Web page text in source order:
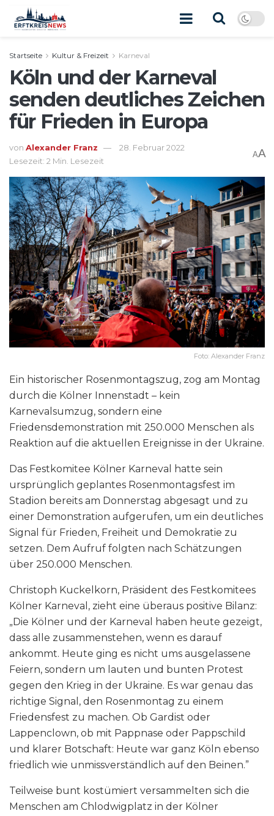
Startseite Kultur & Freizeit Karneval
Köln und der Karneval
senden deutliches Zeichen
für Frieden in Europa
von Alexander Franz
28. Februar 2022
Lesezeit: 2 Min. Lesezeit
AA
Foto: Alexander Franz
Ein historischer Rosenmontagszug, zog am Montag
durch die Kölner Innenstadt – kein
Karnevalsumzug, sondern eine
Friedensdemonstration mit 250.000 Menschen als
Reaktion auf die aktuellen Ereignisse in der Ukraine.
Das Festkomitee Kölner Karneval hatte sein
ursprünglich geplantes Rosenmontagsfest im
Stadion bereits am Donnerstag abgesagt und zu
einer Demonstration aufgerufen, um ein deutliches
Signal für Frieden, Freiheit und Demokratie zu
setzen. Dem Aufruf folgten nach Schätzungen
über 250.000 Menschen.
Christoph Kuckelkorn, Präsident des Festkomitees
Kölner Karneval, zieht eine überaus positive Bilanz:
„Die Kölner und der Karneval haben heute gezeigt,
dass alle zusammenstehen, wenn es darauf
ankommt. Heute ging es nicht ums ausgelassene
Feiern, sondern um lauten und bunten Protest
gegen den Krieg in der Ukraine. Es war genau das
richtige Signal, den Rosenmontag zu einem
Friedensfest zu machen. Ob Gardist oder
Lappenclown, ob mit Pappnase oder Pappschild
und klarer Botschaft: Heute war ganz Köln ebenso
friedlich wie unmissverständlich auf den Beinen.”
Teilweise bunt kostümiert versammelten sich die
Menschen am Chlodwigplatz in der Kölner